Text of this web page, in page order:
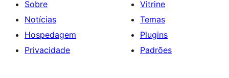
Sobre
Notícias
Hospedagem
Privacidade
Vitrine
Temas
Plugins
Padrões